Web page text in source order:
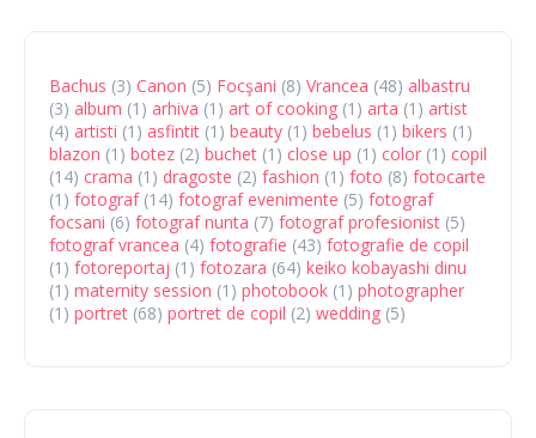
Bachus (3) Canon (5) Focşani (8) Vrancea (48) albastru
(3) album (1) arhiva (1) art of cooking (1) arta (1) artist
(4) artisti (1) asfintit (1) beauty (1) bebelus (1) bikers (1)
blazon (1) botez (2) buchet (1) close up (1) color (1) copil
(14) crama (1) dragoste (2) fashion (1) foto (8) fotocarte
(1) fotograf (14) fotograf evenimente (5) fotograf
focsani (6) fotograf nunta (7) fotograf profesionist (5)
fotograf vrancea (4) fotografie (43) fotografie de copil
(1) fotoreportaj (1) fotozara (64) keiko kobayashi dinu
(1) maternity session (1) photobook (1) photographer
(1) portret (68) portret de copil (2) wedding (5)